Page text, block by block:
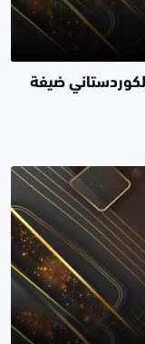
ضيفة